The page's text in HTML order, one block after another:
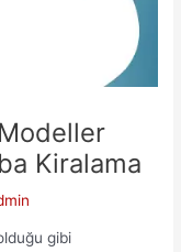
Kiralama
gibi